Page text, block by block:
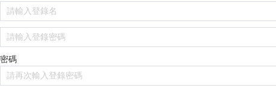
密碼